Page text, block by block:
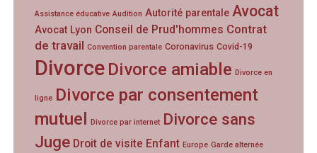
Assistance éducative Audition Autorité parentale Avocat
Avocat Lyon Conseil de Prud'hommes Contrat
de travail Convention parentale Coronavirus Covid-19
Divorce Divorce amiable Divorce en
ligne Divorce par consentement
mutuel Divorce par internet Divorce sans
Juge Droit de visite Enfant Europe Garde alternée